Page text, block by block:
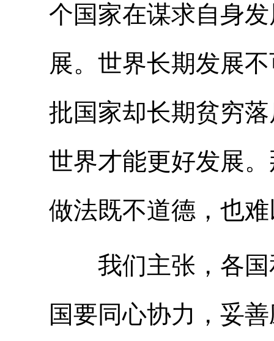
个国家在谋求自身
展。世界长期发展
批国家却长期贫穷
世界才能更好发展
做法既不道德，也
我们主张，各国
国要同心协力，妥